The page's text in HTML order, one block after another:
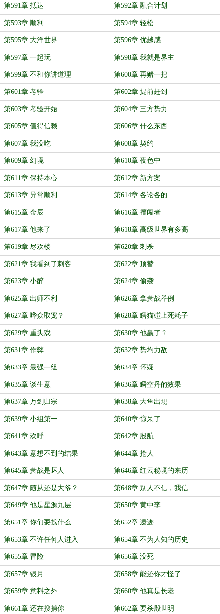
第591章 抵达 第592章 融合计划
第593章 顺利 第594章 轻松
第595章 大洋世界 第596章 优越感
第597章 一起玩 第598章 我就是界主
第599章 不和你讲道理 第600章 再赌一把
第601章 考验 第602章 提前赶到
第603章 考验开始 第604章 三方势力
第605章 值得信赖 第606章 什么东西
第607章 我没吃 第608章 契约
第609章 幻境 第610章 夜色中
第611章 保持本心 第612章 新方案
第613章 异常顺利 第614章 各论各的
第615章 金辰 第616章 擅闯者
第617章 他来了 第618章 高级世界有多高
第619章 尽欢楼 第620章 刺杀
第621章 我看到了刺客 第622章 顶替
第623章 小醉 第624章 偷袭
第625章 出师不利 第626章 拿萧战举例
第627章 哗众取宠？ 第628章 瞎猫碰上死耗子
第629章 重头戏 第630章 他赢了？
第631章 作弊 第632章 势均力敌
第633章 最强一组 第634章 怀疑
第635章 谈生意 第636章 瞬空丹的效果
第637章 万剑归宗 第638章 大鱼出现
第639章 小组第一 第640章 惊呆了
第641章 欢呼 第642章 殷航
第643章 意想不到的结果 第644章 抢人
第645章 萧战是坏人 第646章 红云秘境的来历
第647章 随从还是大爷？ 第648章 别人不信，我信
第649章 他是星源九层 第650章 黄中李
第651章 你们要找什么 第652章 遗迹
第653章 不许任何人进入 第654章 不为人知的历史
第655章 冒险 第656章 没死
第657章 银月 第658章 能还你才怪了
第659章 意料之外 第660章 他真是长老
第661章 还在搜捕你 第662章 要杀殷世明